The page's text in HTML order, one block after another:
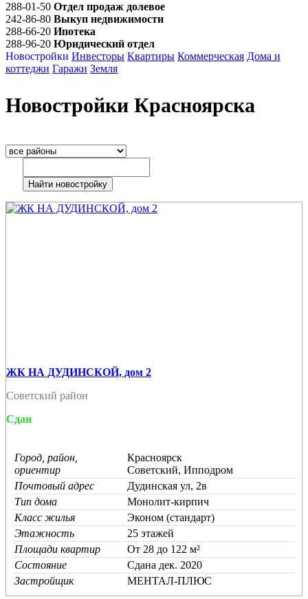
288-01-50 Отдел продаж долевое
242-86-80 Выкуп недвижимости
288-66-20 Ипотека
288-96-20 Юридический отдел
Новостройки Инвесторы Квартиры Коммерческая Дома и
коттеджи Гаражи Земля
Новостройки Красноярска
ЖК НА ДУДИНСКОЙ, дом 2
Советский район
Сдан
Город, район,
ориентир
Красноярск
Советский, Ипподром
Почтовый адрес
Дудинская ул, 2в
Тип дома
Монолит-кирпич
Класс жилья
Эконом (стандарт)
Этажность
25 этажей
Площади квартир
От 28 до 122 м²
Состояние
Cдана дек. 2020
Застройщик
МЕНТАЛ-ПЛЮС